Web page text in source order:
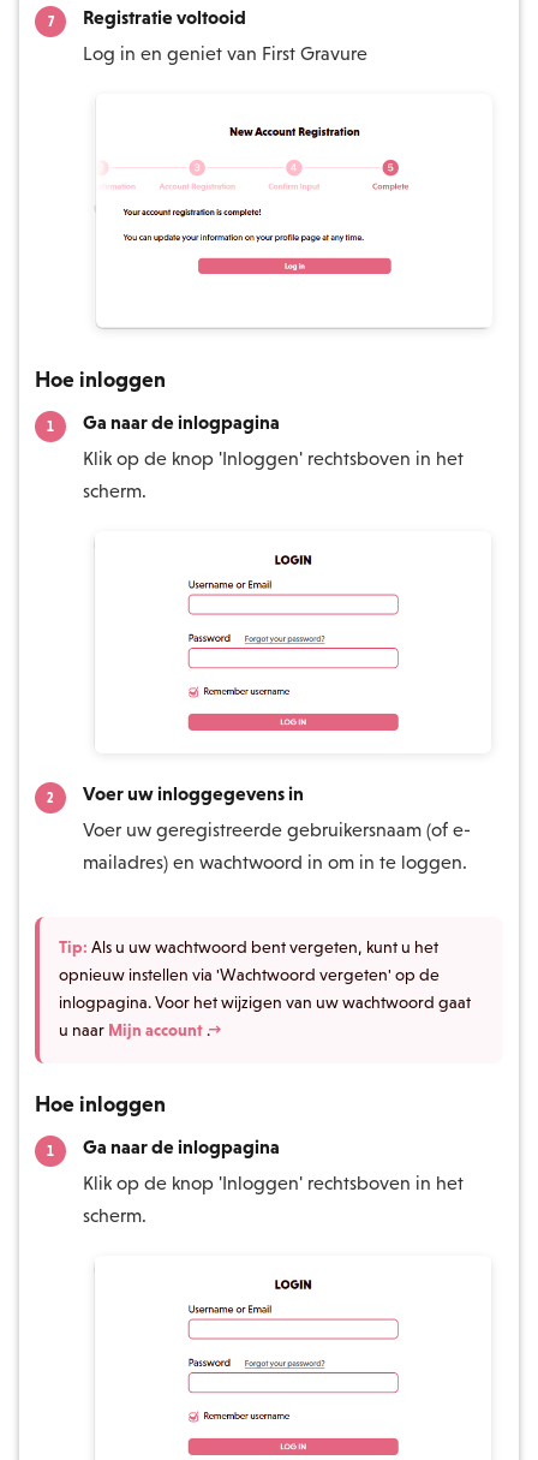
Registratie voltooid
Log in en geniet van First Gravure
Hoe inloggen
Ga naar de inlogpagina
Klik op de knop 'Inloggen' rechtsboven in het
scherm.
Voer uw inloggegevens in
Voer uw geregistreerde gebruikersnaam (of e-
mailadres) en wachtwoord in om in te loggen.
Tip: Als u uw wachtwoord bent vergeten, kunt u het
opnieuw instellen via 'Wachtwoord vergeten' op de
inlogpagina. Voor het wijzigen van uw wachtwoord gaat
u naar Mijn account →.
Hoe inloggen
Ga naar de inlogpagina
Klik op de knop 'Inloggen' rechtsboven in het
scherm.